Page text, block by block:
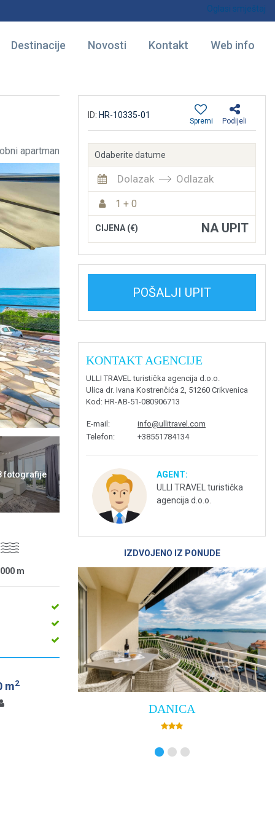
Oglasi smještaj
Destinacije Novosti Kontakt Web info
apartman
fotografije
m
m2
ID: HR-10335-01
Podijeli
Spremi
Odaberite datume
Dolazak Odlazak
1 + 0
CIJENA (€) NA UPIT
POŠALJI UPIT
KONTAKT AGENCIJE
ULLI TRAVEL turistička agencija d.o.o.
Ulica dr. Ivana Kostrenčića 2, 51260 Crikvenica
Kod : HR-AB-51-080906713
E-mail :
info@ullitravel.com
Telefon: +38551784134
AGENT:
ULLI TRAVEL turistička
agencija d.o.o.
IZDVOJENO IZ PONUDE